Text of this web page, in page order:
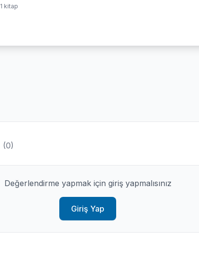
1 kitap
(0)
Değerlendirme yapmak için giriş yapmalısınız
Giriş Yap